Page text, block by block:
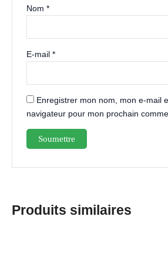
Nom*
E-mail*
Enregistrer mon nom, mon e-mail
navigateur pour mon prochain
Produits similaires